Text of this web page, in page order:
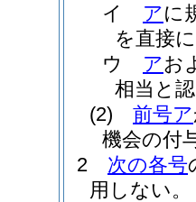
イ
アに
を直接
ウ
アお
相当と
(2)
前号ア
機会の付
2
次の各号
用しない。